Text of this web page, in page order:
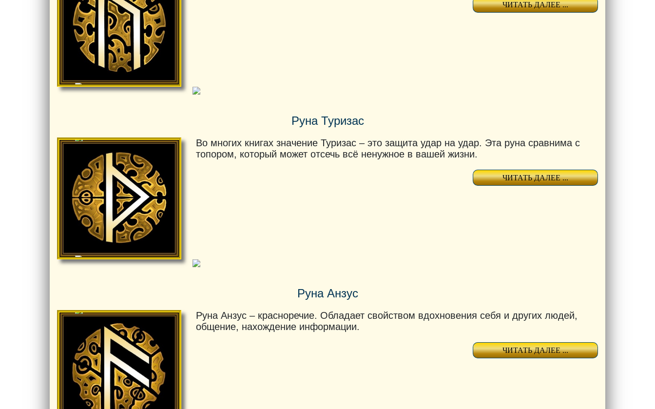
ЧИТАТЬ ДАЛЕЕ ...
Руна Туризас
Во многих книгах значение Туризас – это защита удар на удар. Эта руна сравнима с
топором, который может отсечь всё ненужное в вашей жизни.
ЧИТАТЬ ДАЛЕЕ ...
Руна Анзус
Руна Анзус – красноречие. Обладает свойством вдохновения себя и других людей,
общение, нахождение информации.
ЧИТАТЬ ДАЛЕЕ ...